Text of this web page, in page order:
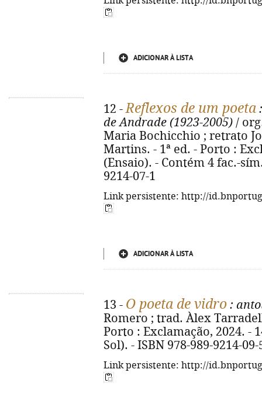
ADICIONAR À LISTA
12 -Reflexos de um poeta
de Andrade (1923-2005) /
Maria Bochicchio ; retrato
Martins. - 1ª ed. - Porto :
(Ensaio). - Contém 4 fac.-
9214-07-1
Link persistente: http://
ADICIONAR À LISTA
13 - O poeta de vidro :
Romero ; trad. Àlex
Porto : Exclamação, 2024. -
Sol). - ISBN 978-989-9214-09-
Link persistente: http://